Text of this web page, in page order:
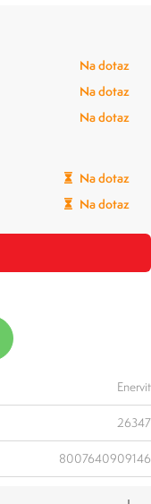
Na dotaz
Na dotaz
Na dotaz
Na dotaz
Na dotaz
Enervit
26347
8007640909146